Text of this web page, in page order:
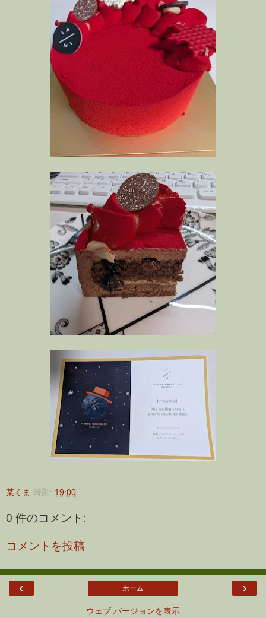
某くま 時刻: 19:00
0 件のコメント:
コメントを投稿
‹ ›
ホーム
ウェブ バージョンを表示